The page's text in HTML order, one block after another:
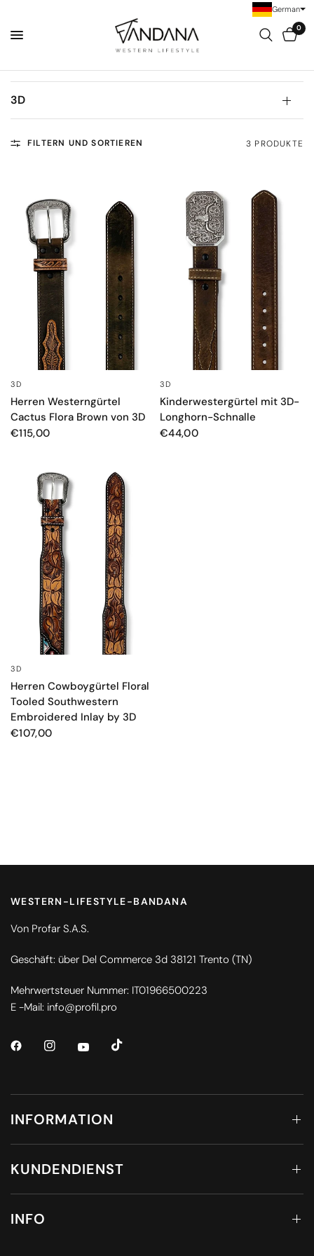
0
3D
FILTERN UND SORTIEREN 3 PRODUKTE
3D
Herren Westerngürtel
Cactus Flora Brown von 3D
€115,00
3D
Kinderwestergürtel mit 3D-
Longhorn-Schnalle
€44,00
3D
Herren Cowboygürtel Floral
Tooled Southwestern
Embroidered Inlay by 3D
€107,00
WESTERN-LIFESTYLE-BANDANA
Von Profar S.A.S.
Geschäft: über Del Commerce 3d 38121 Trento (TN)
Mehrwertsteuer Nummer: IT01966500223
E -Mail: info@profil.pro
INFORMATION
KUNDENDIENST
INFO
German